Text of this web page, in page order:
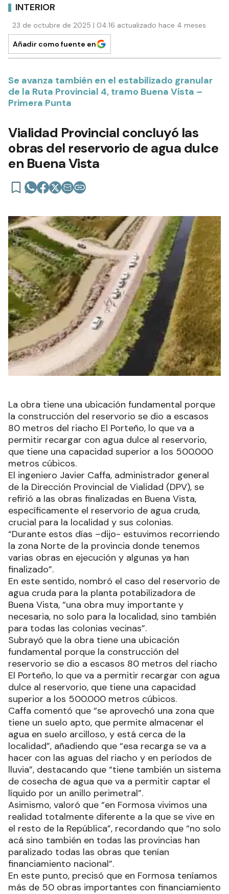
INTERIOR
23 de octubre de 2025 | 04:16 actualizado hace 4 meses
Añadir como fuente en
Se avanza también en el estabilizado granular
de la Ruta Provincial 4, tramo Buena Vista –
Primera Punta
Vialidad Provincial concluyó las
obras del reservorio de agua dulce
en Buena Vista
La obra tiene una ubicación fundamental porque
la construcción del reservorio se dio a escasos
80 metros del riacho El Porteño, lo que va a
permitir recargar con agua dulce al reservorio,
que tiene una capacidad superior a los 500.000
metros cúbicos.
El ingeniero Javier Caffa, administrador general
de la Dirección Provincial de Vialidad (DPV), se
refirió a las obras finalizadas en Buena Vista,
específicamente el reservorio de agua cruda,
crucial para la localidad y sus colonias.
“Durante estos días –dijo- estuvimos recorriendo
la zona Norte de la provincia donde tenemos
varias obras en ejecución y algunas ya han
finalizado”.
En este sentido, nombró el caso del reservorio de
agua cruda para la planta potabilizadora de
Buena Vista, “una obra muy importante y
necesaria, no solo para la localidad, sino también
para todas las colonias vecinas”.
Subrayó que la obra tiene una ubicación
fundamental porque la construcción del
reservorio se dio a escasos 80 metros del riacho
El Porteño, lo que va a permitir recargar con agua
dulce al reservorio, que tiene una capacidad
superior a los 500.000 metros cúbicos.
Caffa comentó que “se aprovechó una zona que
tiene un suelo apto, que permite almacenar el
agua en suelo arcilloso, y está cerca de la
localidad”, añadiendo que “esa recarga se va a
hacer con las aguas del riacho y en períodos de
lluvia”, destacando que “tiene también un sistema
de cosecha de agua que va a permitir captar el
líquido por un anillo perimetral”.
Asimismo, valoró que “en Formosa vivimos una
realidad totalmente diferente a la que se vive en
el resto de la República”, recordando que “no solo
acá sino también en todas las provincias han
paralizado todas las obras que tenían
financiamiento nacional”.
En este punto, precisó que en Formosa teníamos
más de 50 obras importantes con financiamiento